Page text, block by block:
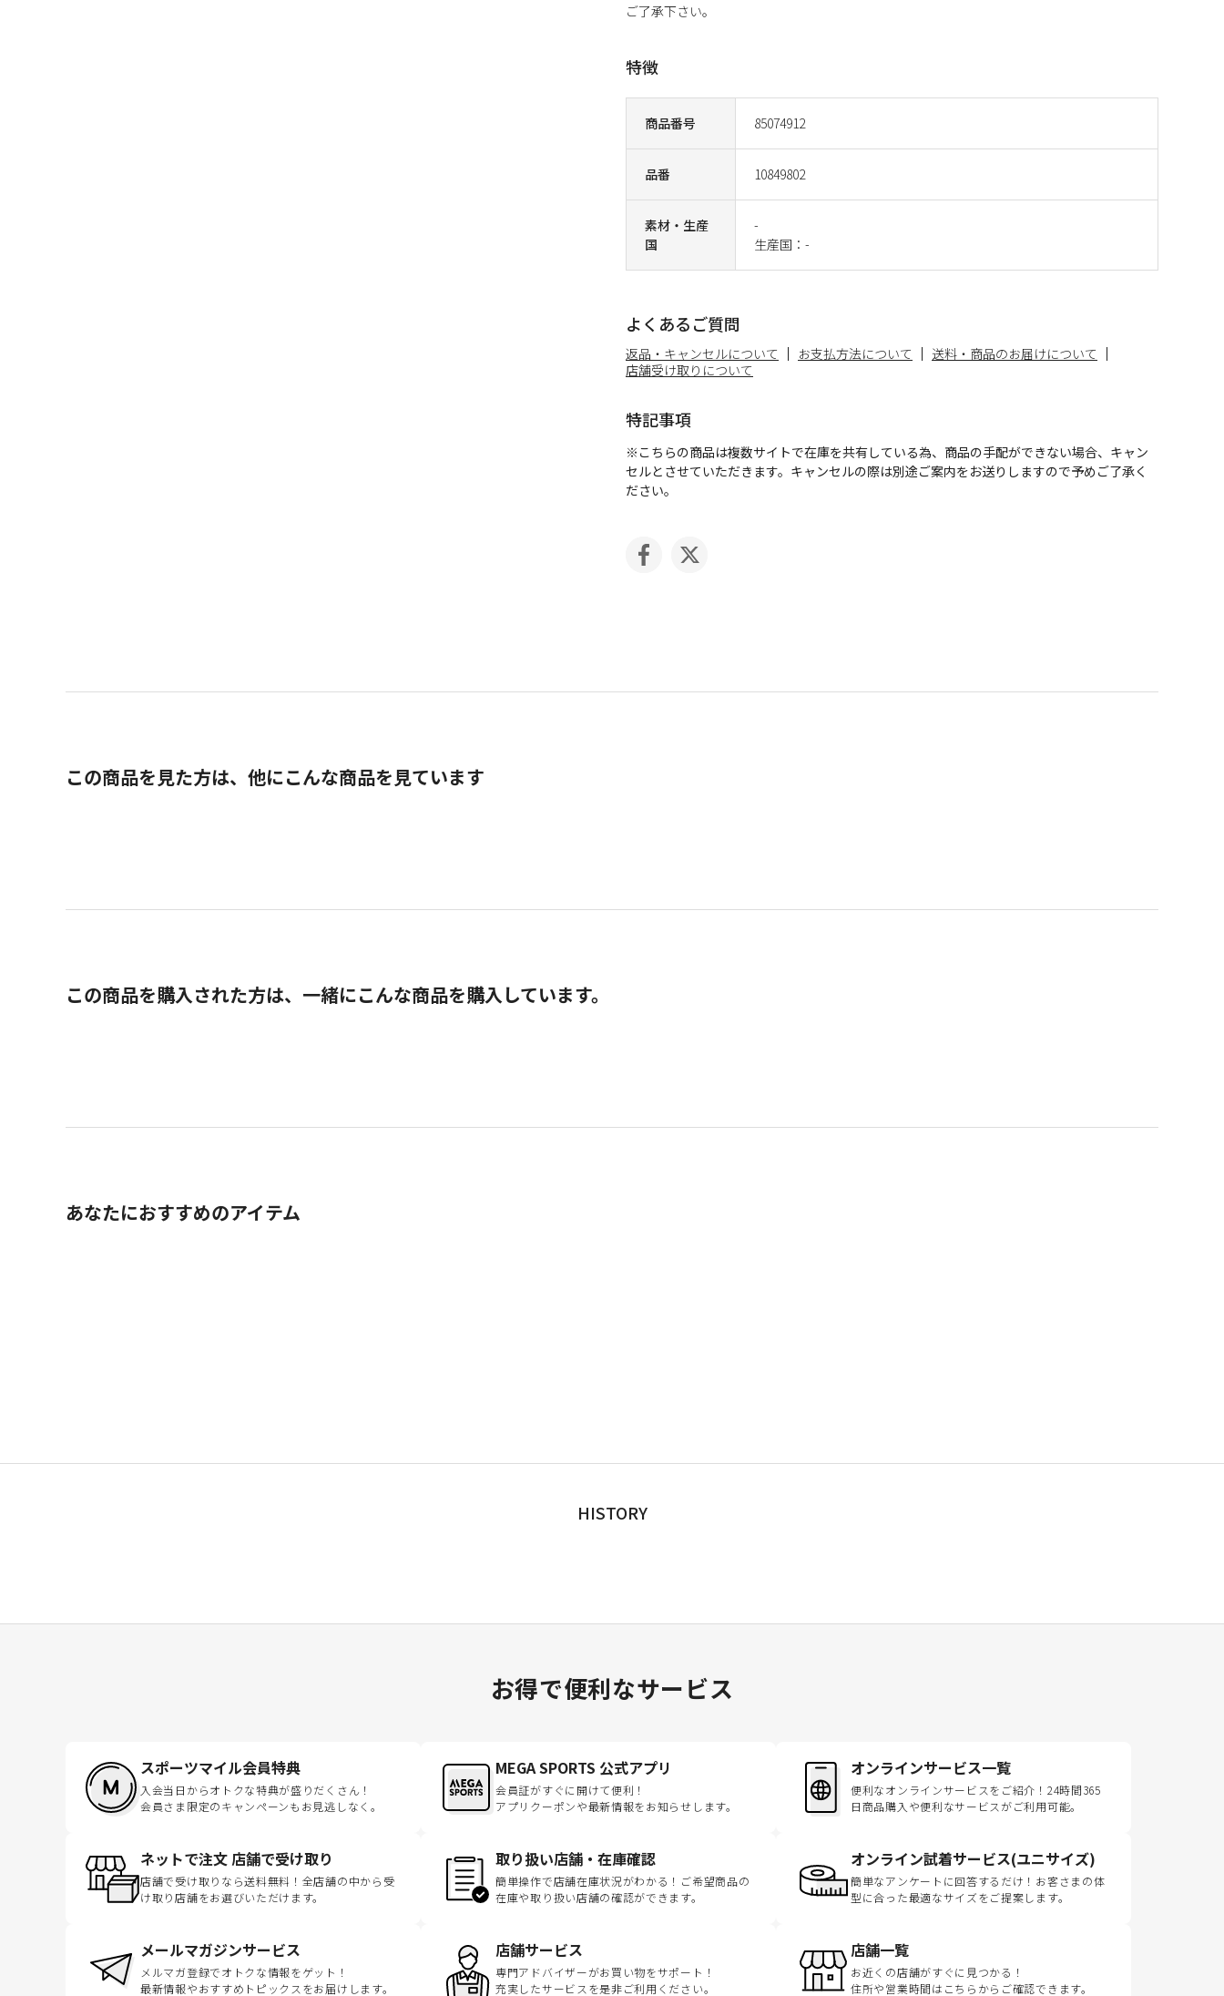
商品番号 85074912
品番 10849802
素材・生産
国
-
生産国：-
ご了承下さい。
特徴
よくあるご質問
返品・キャンセルについて お支払方法について
送料・商品のお届けについて
店舗受け取りについて
特記事項
※こちらの商品は複数サイトで在庫を共有している為、商品の手配ができない場合、キャン
セルとさせていただきます。キャンセルの際は別途ご案内をお送りしますので予めご了承く
ださい。
この商品を見た方は、他にこんな商品を見ています
この商品を購入された方は、一緒にこんな商品を購入しています。
あなたにおすすめのアイテム
HISTORY
お得で便利なサービス
スポーツマイル会員特典
入会当日からオトクな特典が盛りだくさん！
会員さま限定のキャンペーンもお見逃しなく。
MEGA SPORTS 公式アプリ
会員証がすぐに開けて便利！
アプリクーポンや最新情報をお知らせします。
オンラインサービス一覧
便利なオンラインサービスをご紹介！24時間365
日商品購入や便利なサービスがご利用可能。
ネットで注文 店舗で受け取り
店舗で受け取りなら送料無料！全店舗の中から受
け取り店舗をお選びいただけます。
取り扱い店舗・在庫確認
簡単操作で店舗在庫状況がわかる！ご希望商品の
在庫や取り扱い店舗の確認ができます。
オンライン試着サービス(ユニサイズ)
簡単なアンケートに回答するだけ！お客さまの体
型に合った最適なサイズをご提案します。
メールマガジンサービス
メルマガ登録でオトクな情報をゲット！
最新情報やおすすめトピックスをお届けします。
店舗サービス
専門アドバイザーがお買い物をサポート！
充実したサービスを是非ご利用ください。
店舗一覧
お近くの店舗がすぐに見つかる！
住所や営業時間はこちらからご確認できます。